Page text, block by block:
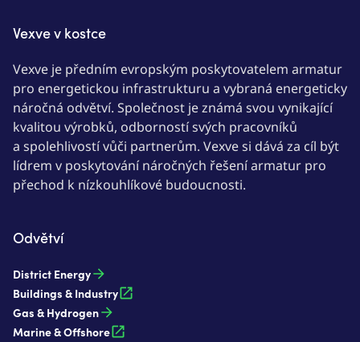
Vexve v kostce
Vexve je předním evropským poskytovatelem armatur
pro energetickou infrastrukturu a vybraná energeticky
náročná odvětví. Společnost je známá svou vynikající
kvalitou výrobků, odborností svých pracovníků
a spolehlivostí vůči partnerům. Vexve si dává za cíl být
lídrem v poskytování náročných řešení armatur pro
přechod k nízkouhlíkové budoucnosti.
Odvětví
District Energy
Buildings & Industry
Gas & Hydrogen
Marine & Offshore